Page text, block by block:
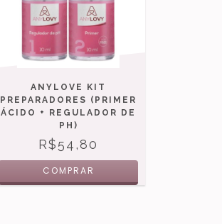
ANYLOVE KIT
PREPARADORES (PRIMER
ÁCIDO + REGULADOR DE
PH)
R$54,80